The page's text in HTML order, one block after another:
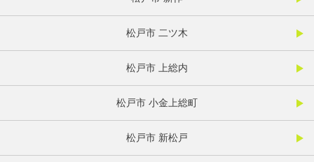
松戸市 二ツ木
松戸市 上総内
松戸市 小金上総町
松戸市 新松戸